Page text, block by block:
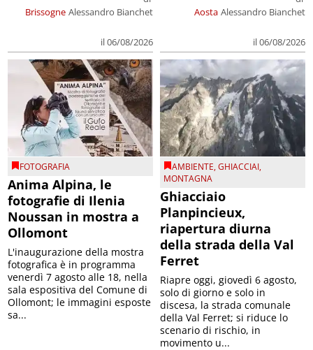
Brissogne Alessandro Bianchet
il 06/08/2026
Aosta Alessandro Bianchet
il 06/08/2026
FOTOGRAFIA
Anima Alpina, le
fotografie di Ilenia
Noussan in mostra a
Ollomont
L'inaugurazione della mostra
fotografica è in programma
venerdì 7 agosto alle 18, nella
sala espositiva del Comune di
Ollomont; le immagini esposte
sa...
AMBIENTE,GHIACCIAI,
MONTAGNA
Ghiacciaio
Planpincieux,
riapertura diurna
della strada della Val
Ferret
Riapre oggi, giovedì 6 agosto,
solo di giorno e solo in
discesa, la strada comunale
della Val Ferret; si riduce lo
scenario di rischio, in
movimento u...